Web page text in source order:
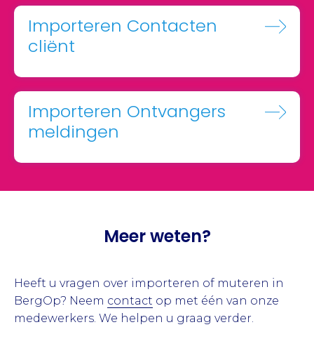
Importeren Contacten
cliënt
Importeren Ontvangers
meldingen
Meer weten?
Heeft u vragen over importeren of muteren in
BergOp? Neem contact op met één van onze
medewerkers. We helpen u graag verder.